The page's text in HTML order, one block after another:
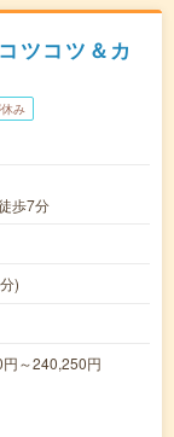
ツコツ＆カ
み
歩7分
)
～240,250円